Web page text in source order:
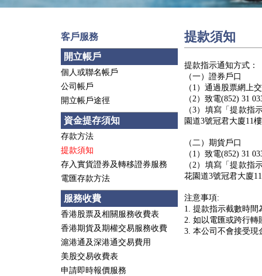
客戶服務
開立帳戶
個人或聯名帳戶
公司帳戶
開立帳戶途徑
資金提存須知
存款方法
提款須知
存入實貨證券及轉移證券服務
電匯存款方法
服務收費
香港股票及相關服務收費表
香港期貨及期權交易服務收費
滬港通及深港通交易費用
美股交易收費表
申請即時報價服務
提款須知
提款指示通知方式：
（一）證券戶口
（1）通過股票網上
（2）致電(852) 31
（3）填寫「提款指
園道3號冠君大廈11
（二）期貨戶口
（1）致電(852) 31
（2）填寫「提款指
花園道3號冠君大廈
注意事項:
1. 提款指示截數時間
2. 如以電匯或跨行
3. 本公司不會接受現